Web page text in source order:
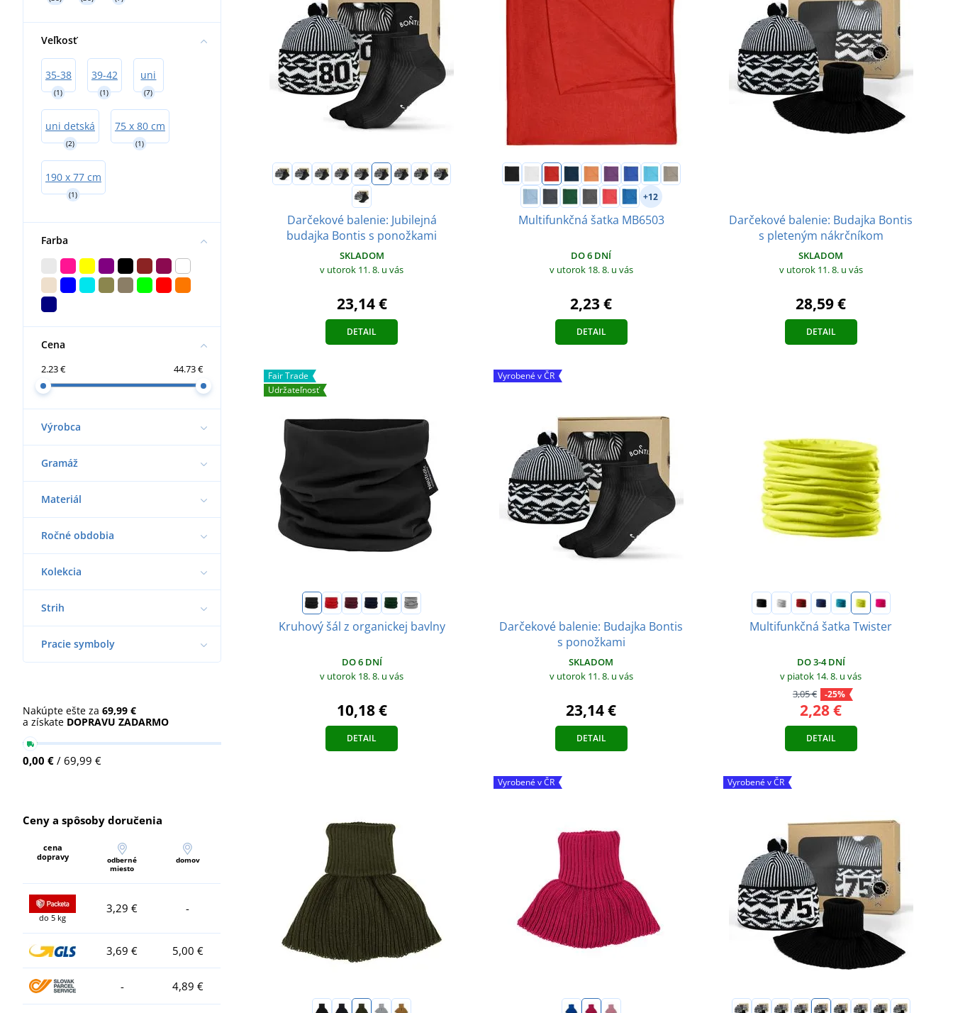
Veľkosť
35-38
(1)
39-42
(1)
uni
(7)
uni detská
(2)
75 x 80 cm
(1)
190 x 77 cm
(1)
Farba
Cena
2.23 € 44.73 €
Výrobca
Gramáž
Materiál
Ročné obdobia
Kolekcia
Strih
Pracie symboly
Nakúpte ešte za 69,99 €
a získate DOPRAVU ZADARMO
0,00 € / 69,99 €
Ceny a spôsoby doručenia
cena
dopravy
odberné
miesto
domov
do 5 kg
3,29 € -
3,69 € 5,00 €
- 4,89 €
Darčekové balenie: Jubilejná
budajka Bontis s ponožkami
SKLADOM
v utorok 11. 8. u vás
23,14 €
DETAIL
+12
Multifunkčná šatka MB6503
DO 6 DNÍ
v utorok 18. 8. u vás
2,23 €
DETAIL
Darčekové balenie: Budajka Bontis
s pleteným nákrčníkom
SKLADOM
v utorok 11. 8. u vás
28,59 €
DETAIL
Fair Trade
Udržateľnosť
Kruhový šál z organickej bavlny
DO 6 DNÍ
v utorok 18. 8. u vás
10,18 €
DETAIL
Vyrobené v ČR
Darčekové balenie: Budajka Bontis
s ponožkami
SKLADOM
v utorok 11. 8. u vás
23,14 €
DETAIL
Multifunkčná šatka Twister
DO 3-4 DNÍ
v piatok 14. 8. u vás
3,05 €
-25%
2,28 €
DETAIL
Vyrobené v ČR Vyrobené v ČR